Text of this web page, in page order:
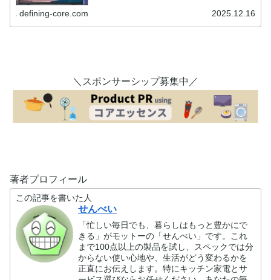
defining-core.com 2025.12.16
＼スポンサーシップ募集中／
著者プロフィール
この記事を書いた人
せんべい
「忙しい毎日でも、暮らしはもっと豊かにで
きる」がモットーの「せんべい」です。これ
まで100点以上の製品を試し、スペックでは分
からない使い心地や、生活がどう変わるかを
正直にお伝えします。特にキッチン家電とサ